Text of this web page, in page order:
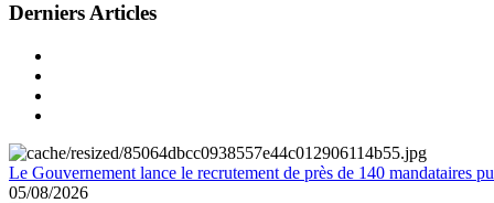
Derniers Articles
Le Gouvernement lance le recrutement de près de 140 mandataires
05/08/2026